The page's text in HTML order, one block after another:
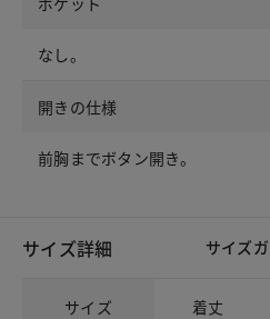
なし。
開きの仕様
前胸までボタン開き。
サイズ詳細 サイズ
サイズ 着丈